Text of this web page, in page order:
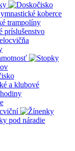
koberce
trampolíny
príslušenstvo
a klubové
pod náradie